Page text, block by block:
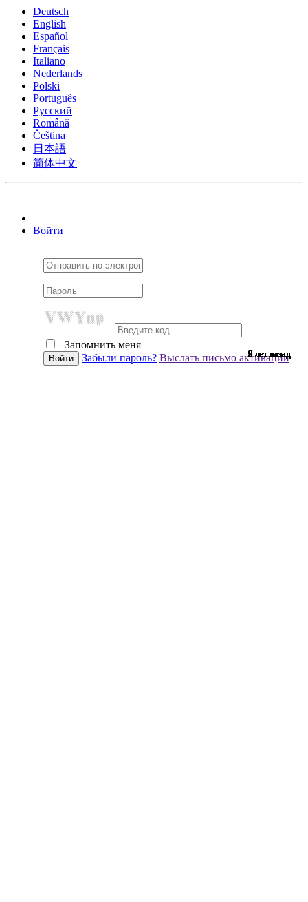
9 лет назад
9 лет назад
7 лет назад
9 лет назад
9 лет назад
9 лет назад
9 лет назад
9 лет назад
9 лет назад
9 лет назад
9 лет назад
9 лет назад
9 лет назад
9 лет назад
7 лет назад
9 лет назад
9 лет назад
9 лет назад
9 лет назад
9 лет назад
9 лет назад
7 лет назад
9 лет назад
6 лет назад
9 лет назад
9 лет назад
6 лет назад
9 лет назад
2 лет назад
9 лет назад
9 лет назад
Deutsch
English
Español
Français
Italiano
Nederlands
Polski
Português
Pусский
Română
Čeština
日本語
简体中文
Войти
Запомнить меня
Забыли пароль? Выслать письмо активации